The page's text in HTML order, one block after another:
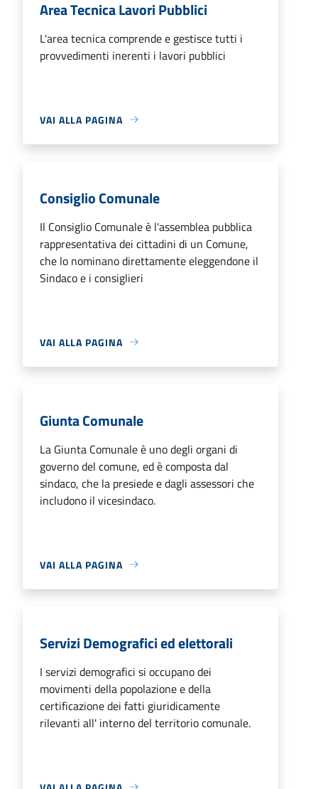
Area Tecnica Lavori Pubblici
L'area tecnica comprende e gestisce tutti i
provvedimenti inerenti i lavori pubblici
VAI ALLA PAGINA
Consiglio Comunale
Il Consiglio Comunale è l'assemblea pubblica
rappresentativa dei cittadini di un Comune,
che lo nominano direttamente eleggendone il
Sindaco e i consiglieri
VAI ALLA PAGINA
Giunta Comunale
La Giunta Comunale è uno degli organi di
governo del comune, ed è composta dal
sindaco, che la presiede e dagli assessori che
includono il vicesindaco.
VAI ALLA PAGINA
Servizi Demografici ed elettorali
I servizi demografici si occupano dei
movimenti della popolazione e della
certificazione dei fatti giuridicamente
rilevanti all' interno del territorio comunale.